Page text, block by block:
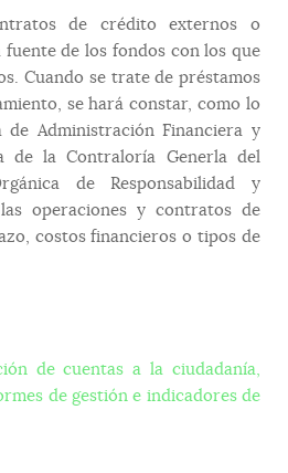
de crédito externos o
de los fondos con los que
Cuando se trate de préstamos
se hará constar, como lo
Administración Financiera y
de la Contraloría Generla del
de Responsabilidad y
operaciones y contratos de
costos financieros o tipos de
de cuentas a la ciudadanía,
de gestión e indicadores de